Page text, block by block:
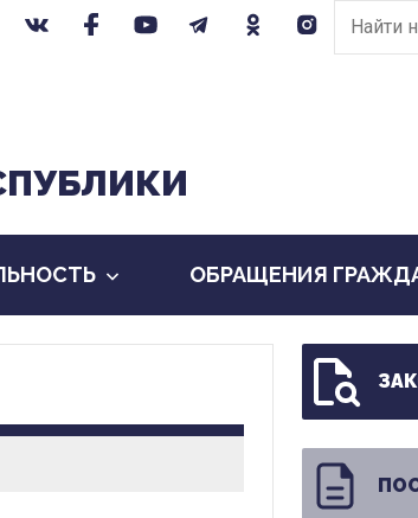
Найти
на
ОБРАЩЕНИЯ